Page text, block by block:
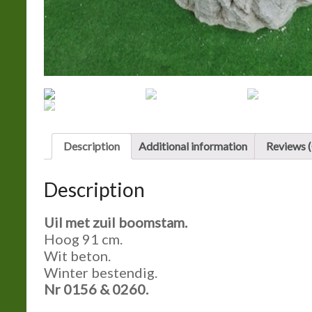
Description Additional information Reviews
Description
Uil met zuil boomstam.
Hoog 91 cm.
Wit beton.
Winter bestendig.
Nr 0156 & 0260.